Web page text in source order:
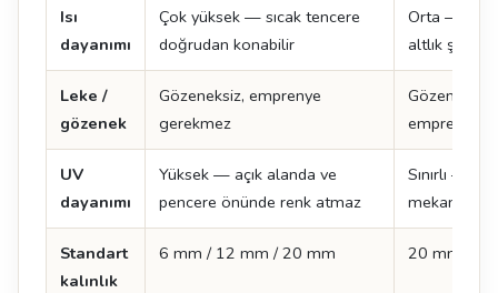
Isı
dayanımı
Çok yüksek — sıcak tencere
doğrudan konabilir
Orta —
altlık şart
Leke /
gözenek
Gözeneksiz, emprenye
gerekmez
emprenye
UV
dayanımı
Yüksek — açık alanda ve
pencere önünde renk atmaz
Sınırlı —
mekan
Standart
kalınlık
6 mm / 12 mm / 20 mm 20 mm /